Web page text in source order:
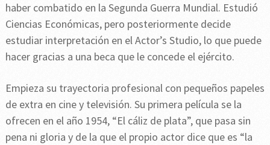
haber combatido en la Segunda Guerra Mundial. Estudió
Ciencias Económicas, pero posteriormente decide
estudiar interpretación en el Actor’s Studio, lo que puede
hacer gracias a una beca que le concede el ejército.
Empieza su trayectoria profesional con pequeños papeles
de extra en cine y televisión. Su primera película se la
ofrecen en el año 1954, “El cáliz de plata”, que pasa sin
pena ni gloria y de la que el propio actor dice que es “la